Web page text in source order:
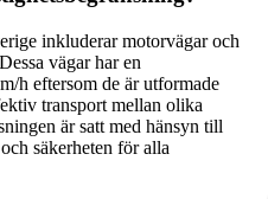
inkluderar motorvägar och
vägar har en
h eftersom de är utformade
transport mellan olika
är satt med hänsyn till
säkerheten för alla